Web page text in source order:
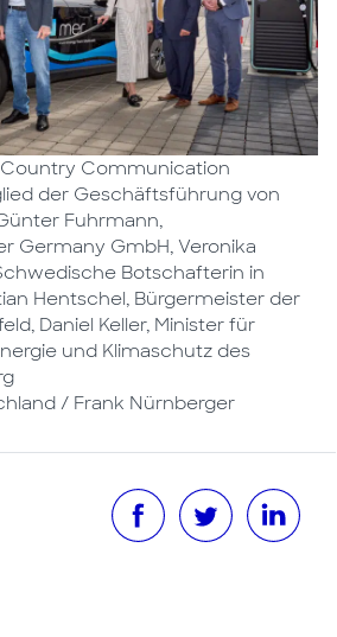
Country Communication
der Geschäftsführung von
Fuhrmann,
Germany GmbH, Veronika
Botschafterin in
Hentschel, Bürgermeister der
Daniel Keller, Minister für
und Klimaschutz des
/ Frank Nürnberger